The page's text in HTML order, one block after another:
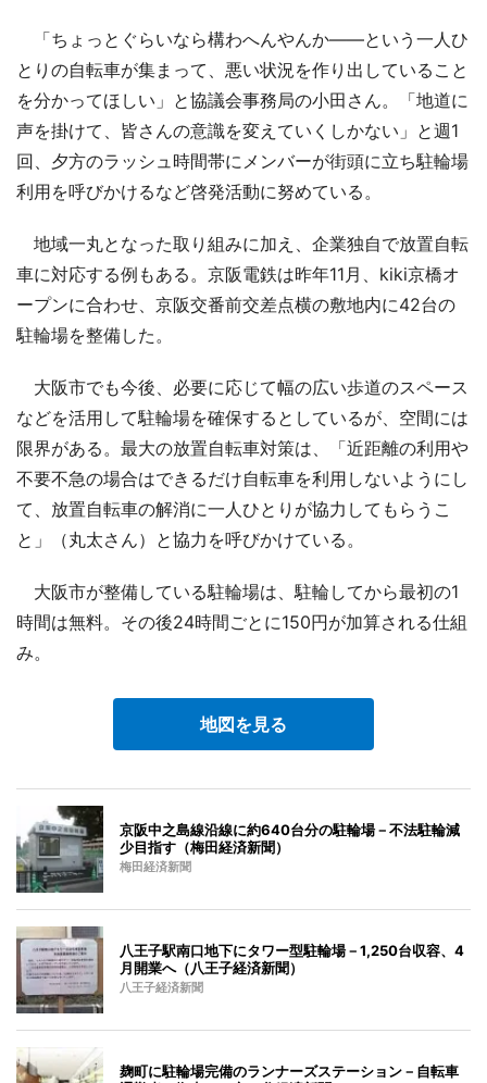
「ちょっとぐらいなら構わへんやんか――という一人ひ
とりの自転車が集まって、悪い状況を作り出していること
を分かってほしい」と協議会事務局の小田さん。「地道に
声を掛けて、皆さんの意識を変えていくしかない」と週1
回、夕方のラッシュ時間帯にメンバーが街頭に立ち駐輪場
利用を呼びかけるなど啓発活動に努めている。
地域一丸となった取り組みに加え、企業独自で放置自転
車に対応する例もある。京阪電鉄は昨年11月、kiki京橋オ
ープンに合わせ、京阪交番前交差点横の敷地内に42台の
駐輪場を整備した。
大阪市でも今後、必要に応じて幅の広い歩道のスペース
などを活用して駐輪場を確保するとしているが、空間には
限界がある。最大の放置自転車対策は、「近距離の利用や
不要不急の場合はできるだけ自転車を利用しないようにし
て、放置自転車の解消に一人ひとりが協力してもらうこ
と」（丸太さん）と協力を呼びかけている。
大阪市が整備している駐輪場は、駐輪してから最初の1
時間は無料。その後24時間ごとに150円が加算される仕組
み。
地図を見る
京阪中之島線沿線に約640台分の駐輪場－不法駐輪減
少目指す（梅田経済新聞）
梅田経済新聞
八王子駅南口地下にタワー型駐輪場－1,250台収容、4
月開業へ（八王子経済新聞）
八王子経済新聞
麹町に駐輪場完備のランナーズステーション－自転車